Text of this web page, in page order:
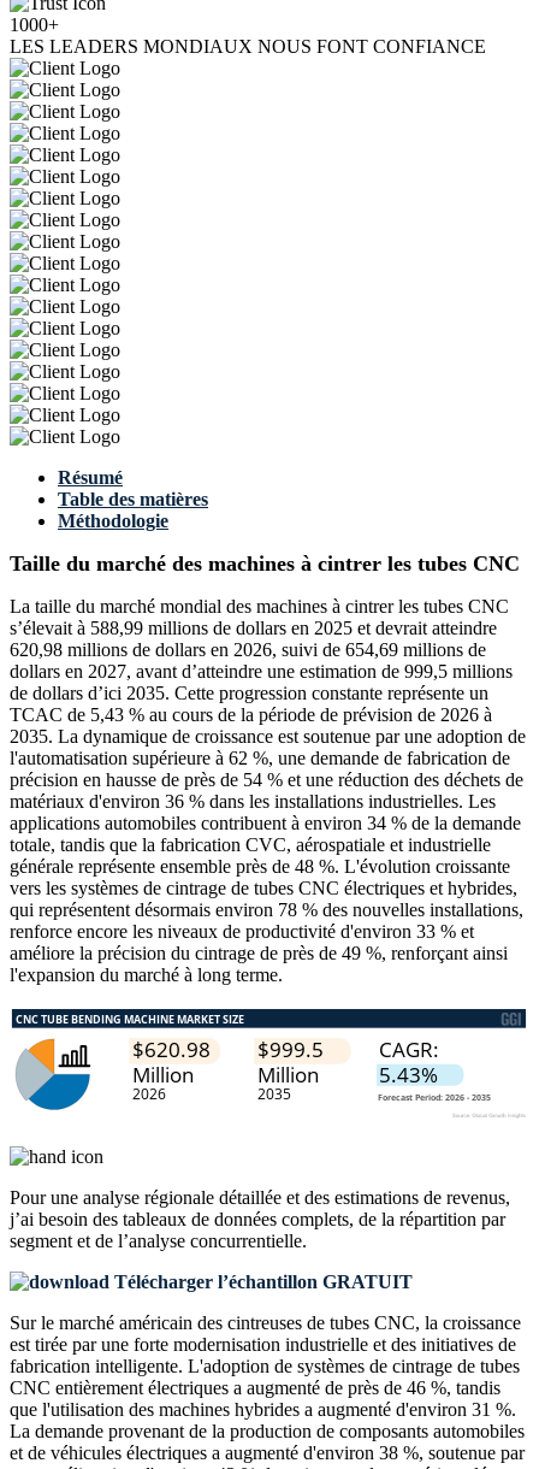
1000+
LES LEADERS MONDIAUX NOUS FONT CONFIANCE
Résumé
Table des matières
Méthodologie
Taille du marché des machines à cintrer les tubes CNC
La taille du marché mondial des machines à cintrer les tubes CNC
s’élevait à 588,99 millions de dollars en 2025 et devrait atteindre
620,98 millions de dollars en 2026, suivi de 654,69 millions de
dollars en 2027, avant d’atteindre une estimation de 999,5 millions
de dollars d’ici 2035. Cette progression constante représente un
TCAC de 5,43 % au cours de la période de prévision de 2026 à
2035. La dynamique de croissance est soutenue par une adoption de
l'automatisation supérieure à 62 %, une demande de fabrication de
précision en hausse de près de 54 % et une réduction des déchets de
matériaux d'environ 36 % dans les installations industrielles. Les
applications automobiles contribuent à environ 34 % de la demande
totale, tandis que la fabrication CVC, aérospatiale et industrielle
générale représente ensemble près de 48 %. L'évolution croissante
vers les systèmes de cintrage de tubes CNC électriques et hybrides,
qui représentent désormais environ 78 % des nouvelles installations,
renforce encore les niveaux de productivité d'environ 33 % et
améliore la précision du cintrage de près de 49 %, renforçant ainsi
l'expansion du marché à long terme.
Pour une analyse régionale détaillée et des estimations de revenus,
j’ai besoin des tableaux de données complets, de la répartition par
segment et de l’analyse concurrentielle.
Télécharger l’échantillon GRATUIT
Sur le marché américain des cintreuses de tubes CNC, la croissance
est tirée par une forte modernisation industrielle et des initiatives de
fabrication intelligente. L'adoption de systèmes de cintrage de tubes
CNC entièrement électriques a augmenté de près de 46 %, tandis
que l'utilisation des machines hybrides a augmenté d'environ 31 %.
La demande provenant de la production de composants automobiles
et de véhicules électriques a augmenté d'environ 38 %, soutenue par